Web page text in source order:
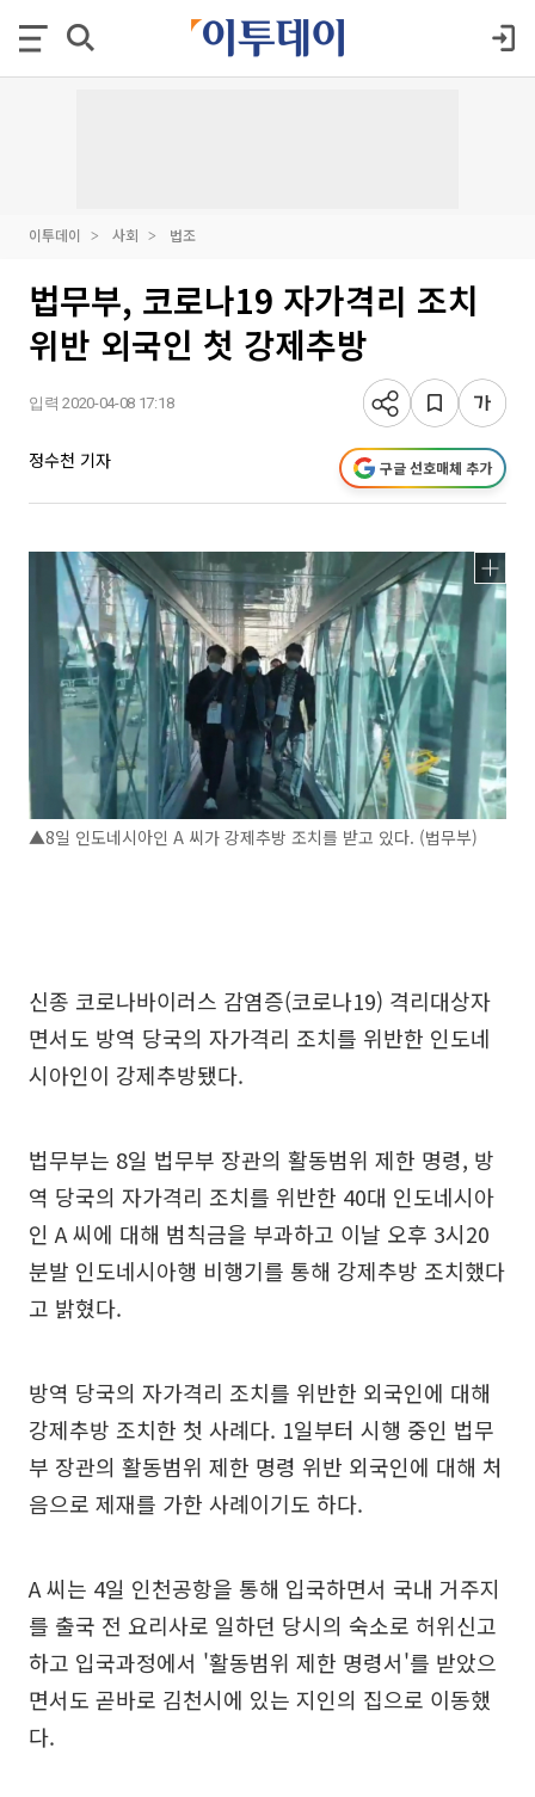
이투데이 사회 법조
법무부, 코로나19 자가격리 조치
위반 외국인 첫 강제추방
입력 2020-04-08 17:18
정수천 기자 구글 선호매체 추가
▲8일 인도네시아인 A 씨가 강제추방 조치를 받고 있다. (법무부)
신종 코로나바이러스 감염증(코로나19) 격리대상자
면서도 방역 당국의 자가격리 조치를 위반한 인도네
시아인이 강제추방됐다.
법무부는 8일 법무부 장관의 활동범위 제한 명령, 방
역 당국의 자가격리 조치를 위반한 40대 인도네시아
인 A 씨에 대해 범칙금을 부과하고 이날 오후 3시20
분발 인도네시아행 비행기를 통해 강제추방 조치했다
고 밝혔다.
방역 당국의 자가격리 조치를 위반한 외국인에 대해
강제추방 조치한 첫 사례다. 1일부터 시행 중인 법무
부 장관의 활동범위 제한 명령 위반 외국인에 대해 처
음으로 제재를 가한 사례이기도 하다.
A 씨는 4일 인천공항을 통해 입국하면서 국내 거주지
를 출국 전 요리사로 일하던 당시의 숙소로 허위신고
하고 입국과정에서 '활동범위 제한 명령서'를 받았으
면서도 곧바로 김천시에 있는 지인의 집으로 이동했
다.